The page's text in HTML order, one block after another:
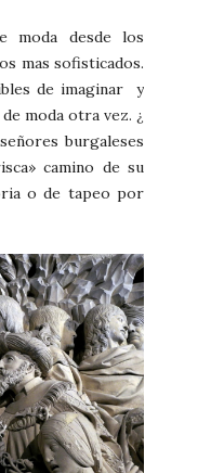
moda desde los
mas sofisticados.
de imaginar y
moda otra vez. ¿
burgaleses
camino de su
o de tapeo por